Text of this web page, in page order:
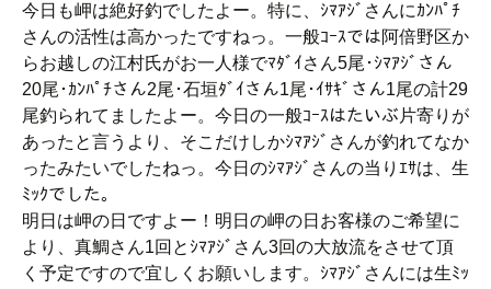
今日も岬は絶好釣でしたよー。特に、ｼﾏｱｼﾞさんにｶﾝﾊﾟﾁ
さんの活性は高かったですねっ。一般ｺｰｽでは阿倍野区か
らお越しの江村氏がお一人様でﾏﾀﾞｲさん5尾･ｼﾏｱｼﾞさん
20尾･ｶﾝﾊﾟﾁさん2尾･石垣ﾀﾞｲさん1尾･ｲｻｷﾞさん1尾の計29
尾釣られてましたよー。今日の一般ｺｰｽはたいぶ片寄りが
あったと言うより、そこだけしかｼﾏｱｼﾞさんが釣れてなか
ったみたいでしたねっ。今日のｼﾏｱｼﾞさんの当りｴｻは、生
ﾐｯｸでした。
明日は岬の日ですよー！明日の岬の日お客様のご希望に
より、真鯛さん1回とｼﾏｱｼﾞさん3回の大放流をさせて頂
く予定ですので宜しくお願いします。ｼﾏｱｼﾞさんには生ﾐｯ